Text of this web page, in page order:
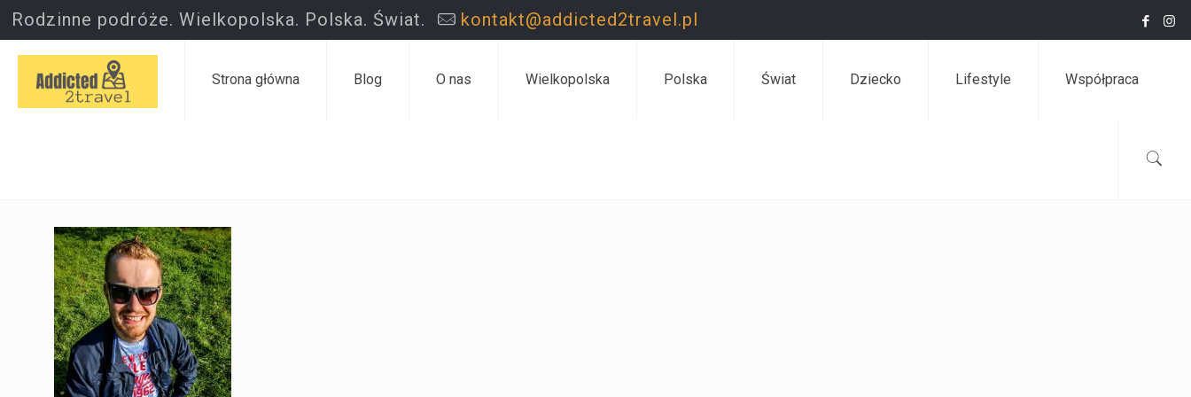
Rodzinne podróże. Wielkopolska. Polska. Świat. kontakt@addicted2travel.pl
Strona główna Blog O nas Wielkopolska Polska Świat Dziecko Lifestyle Współpraca